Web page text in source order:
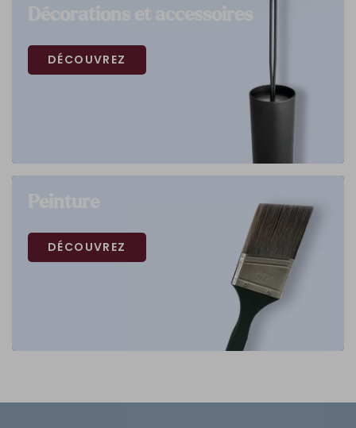
Décorations et accessoires
DÉCOUVREZ
DÉCOUVREZ